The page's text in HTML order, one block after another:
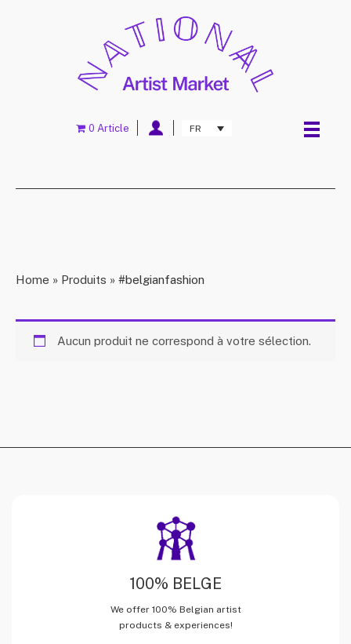
FR
0 Article
Home » Produits » #belgianfashion
Aucun produit ne correspond à votre sélection.
100% BELGE
We offer 100% Belgian artist
products & experiences!